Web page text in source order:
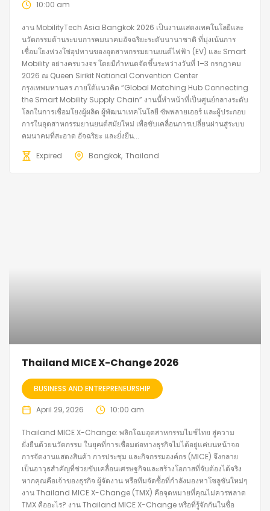
10:00 am
งาน MobilityTech Asia Bangkok 2026 เป็นงานแสดงเทคโนโลยีและ
นวัตกรรมด้านระบบการคมนาคมอัจฉริยะระดับนานาชาติ ที่มุ่งเน้นการ
เชื่อมโยงห่วงโซ่อุปทานของอุตสาหกรรมยานยนต์ไฟฟ้า (EV) และ Smart
Mobility อย่างครบวงจร โดยมีกำหนดจัดขึ้นระหว่างวันที่ 1–3 กรกฎาคม
2026 ณ Queen Sirikit National Convention Center
กรุงเทพมหานคร ภายใต้แนวคิด “Global Matching Hub Connecting
the Smart Mobility Supply Chain” งานนี้ทำหน้าที่เป็นศูนย์กลางระดับ
โลกในการเชื่อมโยงผู้ผลิต ผู้พัฒนาเทคโนโลยี ซัพพลายเออร์ และผู้ประกอบ
การในอุตสาหกรรมยานยนต์สมัยใหม่ เพื่อขับเคลื่อนการเปลี่ยนผ่านสู่ระบบ
คมนาคมที่สะอาด อัจฉริยะ และยั่งยืน...
Expired
Bangkok Thailand
Thailand MICE X-Change 2026
BUSINESS AND ENTREPRENEURSHIP
April 29, 2026 10:00 am
Thailand MICE X-Change: พลิกโฉมอุตสาหกรรมไมซ์ไทย สู่ความ
ยั่งยืนด้วยนวัตกรรม ในยุคที่การเชื่อมต่อทางธุรกิจไม่ได้อยู่แค่บนหน้าจอ
การจัดงานแสดงสินค้า การประชุม และกิจกรรมองค์กร (MICE) จึงกลาย
เป็นอาวุธสำคัญที่ช่วยขับเคลื่อนเศรษฐกิจและสร้างโอกาสที่จับต้องได้จริง
หากคุณคือเจ้าของธุรกิจ ผู้จัดงาน หรือทีมจัดซื้อที่กำลังมองหาโซลูชันใหม่ๆ
งาน Thailand MICE X-Change (TMX) คือจุดหมายที่คุณไม่ควรพลาด
TMX คืออะไร? งาน Thailand MICE X-Change หรือที่รู้จักกันในชื่อ